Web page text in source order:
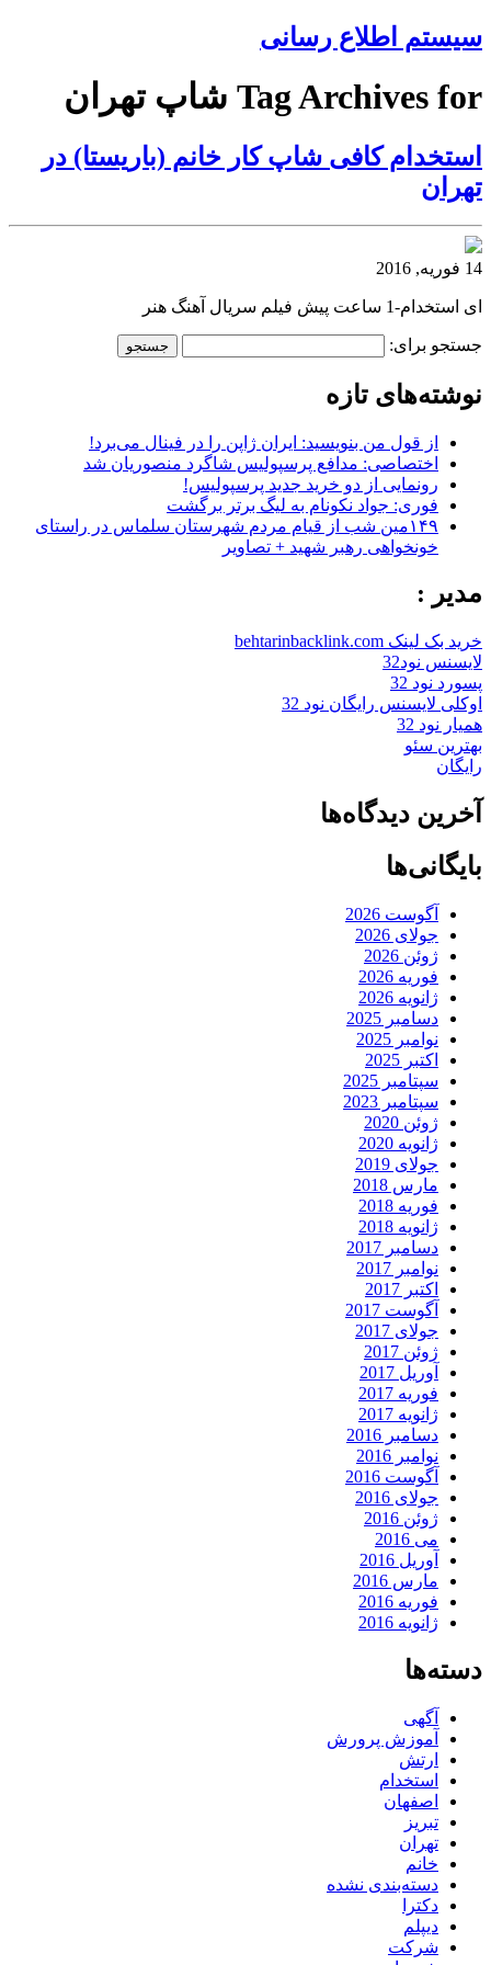
سیستم اطلاع رسانی
Tag Archives for شاپ تهران
استخدام کافی شاپ کار خانم (باریستا) در
تهران
14 فوریه, 2016
ای استخدام-1 ساعت پیش فیلم سریال آهنگ هنر
جستجو برای:
نوشته‌های تازه
از قول من بنویسید: ایران ژاپن را در فینال می‌برد!
اختصاصی: مدافع پرسپولیس شاگرد منصوریان شد
رونمایی از دو خرید جدید پرسپولیس!
فوری: جواد نکونام به لیگ برتر برگشت
۱۴۹مین شب از قیام مردم شهرستان سلماس در راستای
خونخواهی رهبر شهید + تصاویر
مدیر :
خرید بک لینک behtarinbacklink.com
لایسنس نود32
پسورد نود 32
اوکلی لایسنس رایگان نود 32
همیار نود 32
بهترین سئو
رایگان
آخرین دیدگاه‌ها
بایگانی‌ها
آگوست 2026
جولای 2026
ژوئن 2026
فوریه 2026
ژانویه 2026
دسامبر 2025
نوامبر 2025
اکتبر 2025
سپتامبر 2025
سپتامبر 2023
ژوئن 2020
ژانویه 2020
جولای 2019
مارس 2018
فوریه 2018
ژانویه 2018
دسامبر 2017
نوامبر 2017
اکتبر 2017
آگوست 2017
جولای 2017
ژوئن 2017
آوریل 2017
فوریه 2017
ژانویه 2017
دسامبر 2016
نوامبر 2016
آگوست 2016
جولای 2016
ژوئن 2016
می 2016
آوریل 2016
مارس 2016
فوریه 2016
ژانویه 2016
دسته‌ها
آگهی
آموزش پرورش
ارتش
استخدام
اصفهان
تبریز
تهران
خانم
دسته‌بندی نشده
دکترا
دیپلم
شرکت